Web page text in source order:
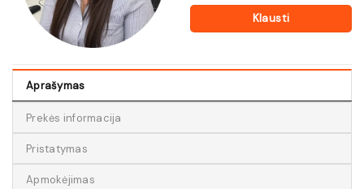
Klausti
Aprašymas
Prekės informacija
Pristatymas
Apmokėjimas